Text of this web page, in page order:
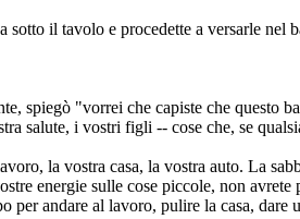
il tavolo e procedette a versarle nel
spiegò "vorrei che capiste che questo
salute, i vostri figli -- cose che, se
la vostra casa, la vostra auto. La
energie sulle cose piccole, non
per andare al lavoro, pulire la casa, dare